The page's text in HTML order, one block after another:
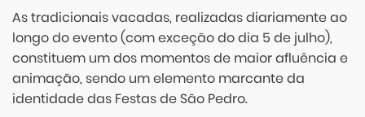
As tradicionais vacadas, realizadas diariamente ao
longo do evento (com exceção do dia 5 de julho),
constituem um dos momentos de maior afluência e
animação, sendo um elemento marcante da
identidade das Festas de São Pedro.